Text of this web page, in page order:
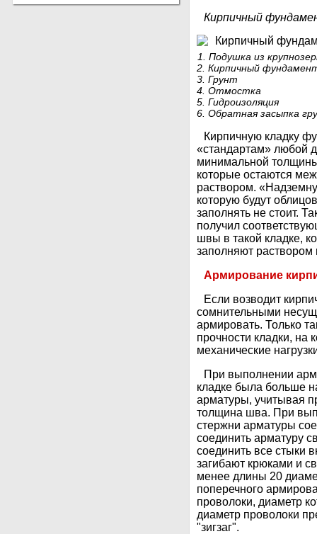
Кирпичный
1. Подушка из
2. Кирпичный
3. Грунт
4. Отмостка
5. Гидроизоляция
6. Обратная засыпка
Кирпичную кладку
«стандартам» любой
минимальной
которые остаются
раствором.
которую будут
заполнять не стоит.
получил
швы в такой кладке,
заполняют
Армирование
Если возводит
сомнительными
армировать. Только
прочности кладки, на
механические
При выполнении
кладке была больше
арматуры, учитывая
толщина шва. При
стержни арматуры
соединить арматуру
соединить все стыки
загибают крюками и
менее длины 20
поперечного
проволоки, диаметр
диаметр проволоки
"зигзаг".